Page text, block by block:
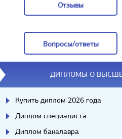
Отзывы
Вопросы/ответы
Вопросы/ответы
ДИПЛОМЫ О
Купить диплом 2026 года
Диплом специалиста
Диплом бакалавра